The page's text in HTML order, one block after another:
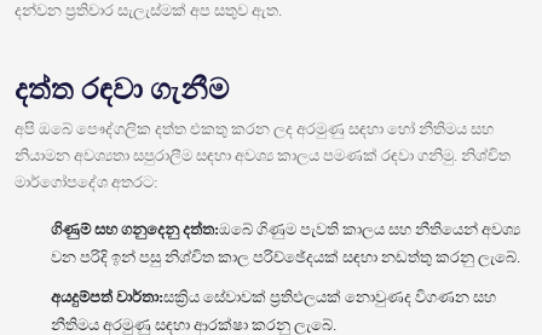
දන්වන ප්‍රතිචාර සැලැස්මක් අප සතුව ඇත.
දත්ත රඳවා ගැනීම
අපි ඔබේ පෞද්ගලික දත්ත එකතු කරන ලද අරමුණු සඳහා හෝ නීතිමය සහ
නියාමන අවශ්‍යතා සපුරාලීම සඳහා අවශ්‍ය කාලය පමණක් රඳවා ගනිමු. නිශ්චිත
මාර්ගෝපදේශ අතරට:
ගිණුම් සහ ගනුදෙනු දත්ත:ඔබේ ගිණුම පැවති කාලය සහ නීතියෙන් අවශ්‍ය
වන පරිදි ඉන් පසු නිශ්චිත කාල පරිච්ඡේදයක් සඳහා නඩත්තු කරනු ලැබේ.
අයදුම්පත් වාර්තා:සක්‍රිය සේවාවක් ප්‍රතිඵලයක් නොවුණද විගණන සහ
නීතිමය අරමුණු සඳහා ආරක්ෂා කරනු ලැබේ.